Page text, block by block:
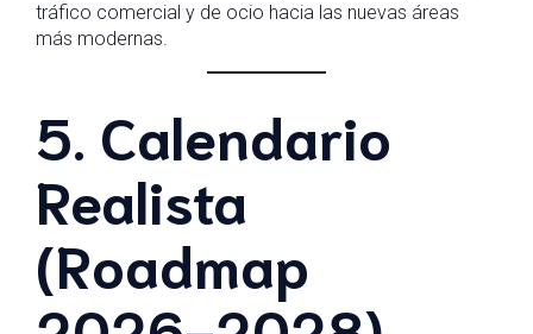
tráfico comercial y de ocio hacia las nuevas áreas
más modernas.
5. Calendario
Realista
(Roadmap